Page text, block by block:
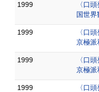
1999
〈口
国世
1999
〈口
京極派
1999
〈口
京極派
1999
〈口